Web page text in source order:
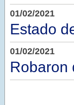
01/02/2021
Estado
01/02/2021
Robaron